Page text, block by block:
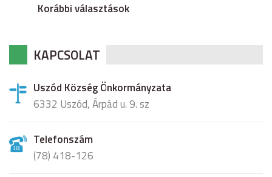
Korábbi választások
KAPCSOLAT
Uszód Község Önkormányzata
6332 Uszód, Árpád u. 9. sz
Telefonszám
(78) 418-126